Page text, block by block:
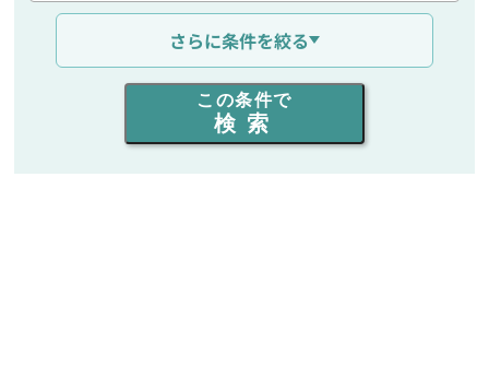
通信距離を選ぶ
出力を選ぶ
同時通話人数を選ぶ
さらに条件を絞る
この条件で
検索